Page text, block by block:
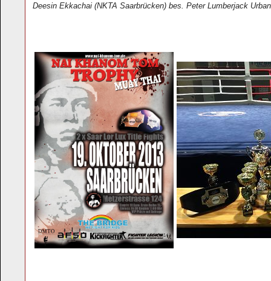
Deesin Ekkachai (NKTA Saarbrücken) bes. Peter Lumberjack